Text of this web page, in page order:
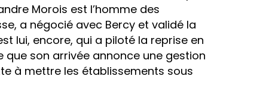
Morois est l’homme des
a négocié avec Bercy et validé la
lui, encore, qui a piloté la reprise en
que son arrivée annonce une gestion
à mettre les établissements sous